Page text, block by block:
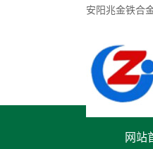
安阳兆金铁合
网站